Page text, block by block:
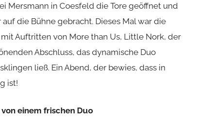
Mersmann in Coesfeld die Tore geöffnet und
die Bühne gebracht. Dieses Mal war die
Auftritten von More than Us, Little Nork, der
Abschluss, das dynamische Duo
ließ. Ein Abend, der bewies, dass in
ist!
einem frischen Duo